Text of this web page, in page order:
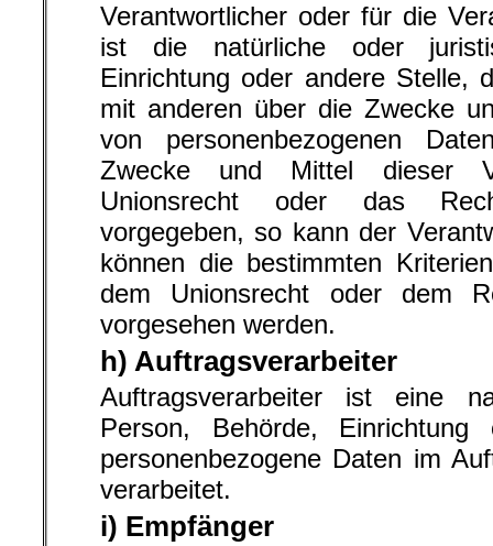
Verantwortlicher oder für die
ist die natürliche oder
Einrichtung oder andere Stelle,
mit anderen über die Zwecke
von personenbezogenen
Zwecke und Mittel dieser
Unionsrecht oder das
vorgegeben, so kann der
können die bestimmten
dem Unionsrecht oder dem
vorgesehen werden.
h) Auftragsverarbeiter
Auftragsverarbeiter ist eine
Person, Behörde,
personenbezogene Daten im
verarbeitet.
i) Empfänger